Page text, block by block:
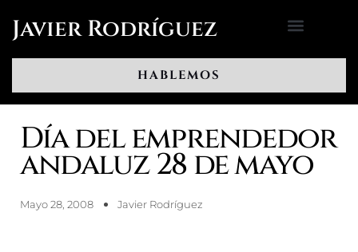
Javier Rodríguez
HABLEMOS
Día del emprendedor
andaluz 28 de mayo
Mayo 28, 2008 Javier Rodríguez